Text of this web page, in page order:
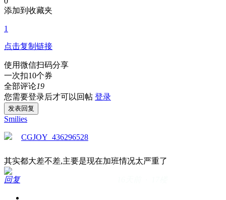
添加到收藏夹
1
点击复制链接
使用微信扫码分享
一次扣10个券
全部评论19
您需要登录后才可以回帖 登录
发表回复
Smilies
CGJOY_436296528
其实都大差不差,主要是现在加班情况太严重了
回复